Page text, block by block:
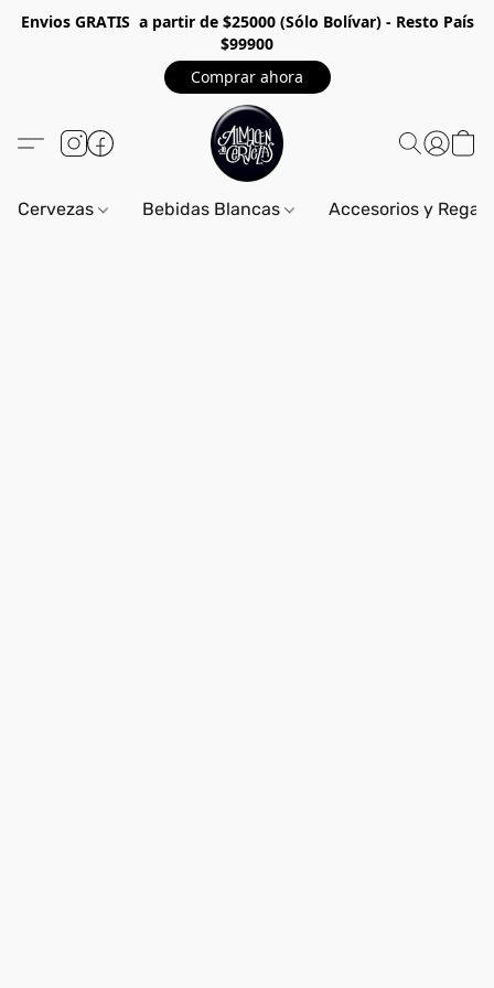
Envios GRATIS a partir de $25000 (Sólo Bolívar) - Resto País
$99900
Comprar ahora
Cervezas Bebidas Blancas Accesorios y